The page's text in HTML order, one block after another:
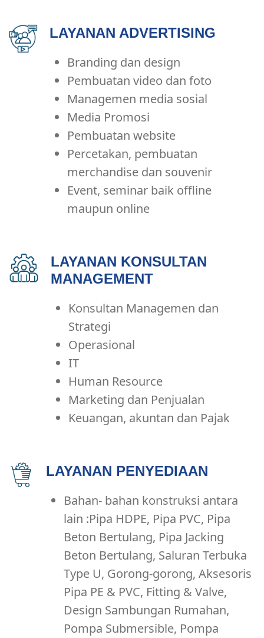
LAYANAN ADVERTISING
Branding dan design
Pembuatan video dan foto
Managemen media sosial
Media Promosi
Pembuatan website
Percetakan, pembuatan
merchandise dan souvenir
Event, seminar baik offline
maupun online
LAYANAN KONSULTAN
MANAGEMENT
Konsultan Managemen dan
Strategi
Operasional
IT
Human Resource
Marketing dan Penjualan
Keuangan, akuntan dan Pajak
LAYANAN PENYEDIAAN
Bahan- bahan konstruksi antara
lain :Pipa HDPE, Pipa PVC, Pipa
Beton Bertulang, Pipa Jacking
Beton Bertulang, Saluran Terbuka
Type U, Gorong-gorong, Aksesoris
Pipa PE & PVC, Fitting & Valve,
Design Sambungan Rumahan,
Pompa Submersible, Pompa